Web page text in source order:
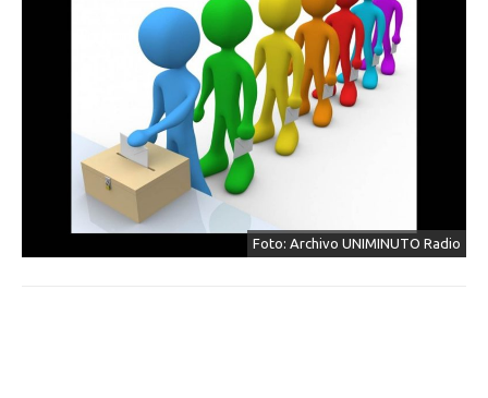
Foto: Archivo UNIMINUTO Radio